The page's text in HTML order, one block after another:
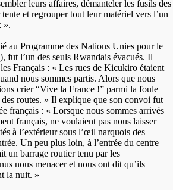
leurs affaires, démanteler les fusils des
et regrouper tout leur matériel vers l’un
».
au Programme des Nations Unies pour le
fut l’un des seuls Rwandais évacués. Il
Français : « Les rues de Kicukiro étaient
nous sommes partis. Alors que nous
crier “Vive la France !” parmi la foule
routes. » Il explique que son convoi fut
français : « Lorsque nous sommes arrivés
français, ne voulaient pas nous laisser
à l’extérieur sous l’œil narquois des
Un peu plus loin, à l’entrée du centre
un barrage routier tenu par les
nous menacer et nous ont dit qu’ils
la nuit. »